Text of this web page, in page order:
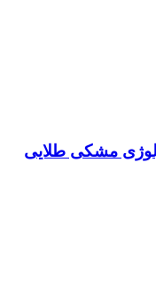
مشکی طلایی